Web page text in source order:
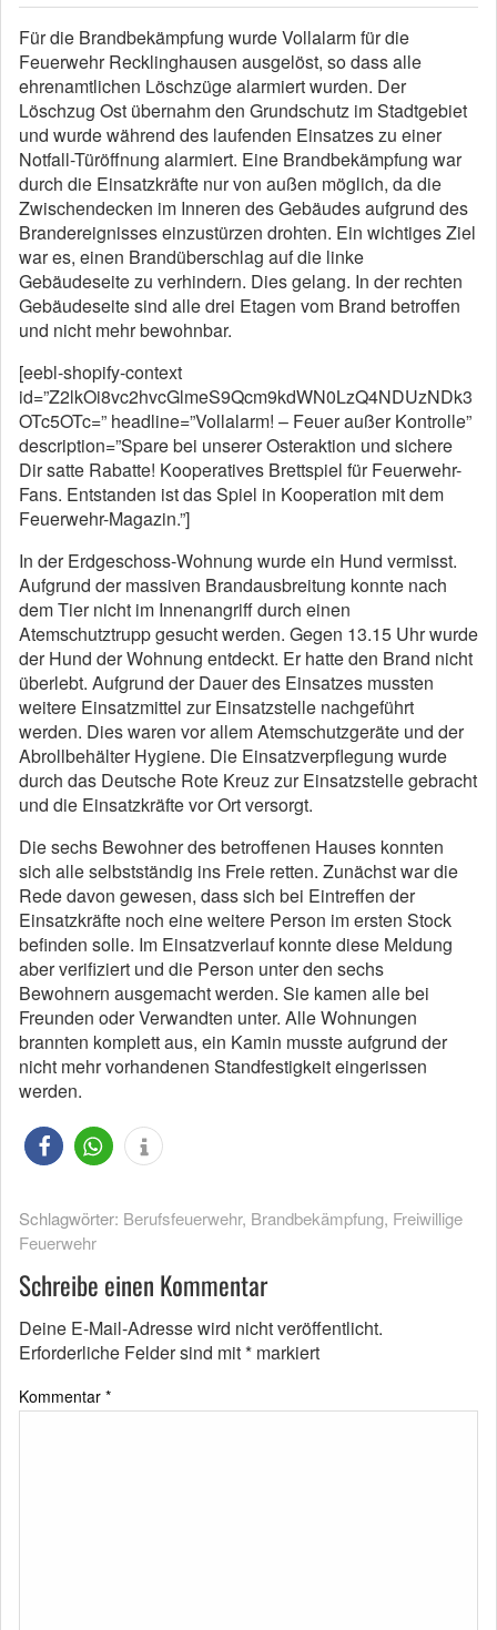
Für die Brandbekämpfung wurde Vollalarm für die
Feuerwehr Recklinghausen ausgelöst, so dass alle
ehrenamtlichen Löschzüge alarmiert wurden. Der
Löschzug Ost übernahm den Grundschutz im Stadtgebiet
und wurde während des laufenden Einsatzes zu einer
Notfall-Türöffnung alarmiert. Eine Brandbekämpfung war
durch die Einsatzkräfte nur von außen möglich, da die
Zwischendecken im Inneren des Gebäudes aufgrund des
Brandereignisses einzustürzen drohten. Ein wichtiges Ziel
war es, einen Brandüberschlag auf die linke
Gebäudeseite zu verhindern. Dies gelang. In der rechten
Gebäudeseite sind alle drei Etagen vom Brand betroffen
und nicht mehr bewohnbar.
[eebl-shopify-context
id=”Z2lkOi8vc2hvcGlmeS9Qcm9kdWN0LzQ4NDUzNDk3
OTc5OTc=” headline=”Vollalarm! – Feuer außer Kontrolle”
description=”Spare bei unserer Osteraktion und sichere
Dir satte Rabatte! Kooperatives Brettspiel für Feuerwehr-
Fans. Entstanden ist das Spiel in Kooperation mit dem
Feuerwehr-Magazin.”]
In der Erdgeschoss-Wohnung wurde ein Hund vermisst.
Aufgrund der massiven Brandausbreitung konnte nach
dem Tier nicht im Innenangriff durch einen
Atemschutztrupp gesucht werden. Gegen 13.15 Uhr wurde
der Hund der Wohnung entdeckt. Er hatte den Brand nicht
überlebt. Aufgrund der Dauer des Einsatzes mussten
weitere Einsatzmittel zur Einsatzstelle nachgeführt
werden. Dies waren vor allem Atemschutzgeräte und der
Abrollbehälter Hygiene. Die Einsatzverpflegung wurde
durch das Deutsche Rote Kreuz zur Einsatzstelle gebracht
und die Einsatzkräfte vor Ort versorgt.
Die sechs Bewohner des betroffenen Hauses konnten
sich alle selbstständig ins Freie retten. Zunächst war die
Rede davon gewesen, dass sich bei Eintreffen der
Einsatzkräfte noch eine weitere Person im ersten Stock
befinden solle. Im Einsatzverlauf konnte diese Meldung
aber verifiziert und die Person unter den sechs
Bewohnern ausgemacht werden. Sie kamen alle bei
Freunden oder Verwandten unter. Alle Wohnungen
brannten komplett aus, ein Kamin musste aufgrund der
nicht mehr vorhandenen Standfestigkeit eingerissen
werden.
Schlagwörter: Berufsfeuerwehr, Brandbekämpfung, Freiwillige
Feuerwehr
Schreibe einen Kommentar
Deine E-Mail-Adresse wird nicht veröffentlicht.
Erforderliche Felder sind mit* markiert
Kommentar *